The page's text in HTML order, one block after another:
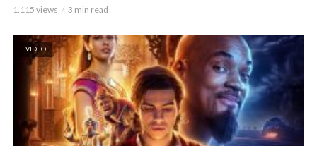
1.115 views 3 min read
VIDEO